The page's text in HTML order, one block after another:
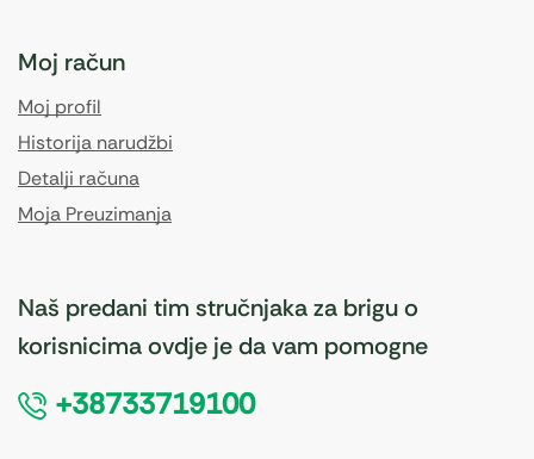
Moj račun
Moj profil
Historija narudžbi
Detalji računa
Moja Preuzimanja
Naš predani tim stručnjaka za brigu o
korisnicima ovdje je da vam pomogne
+38733719100